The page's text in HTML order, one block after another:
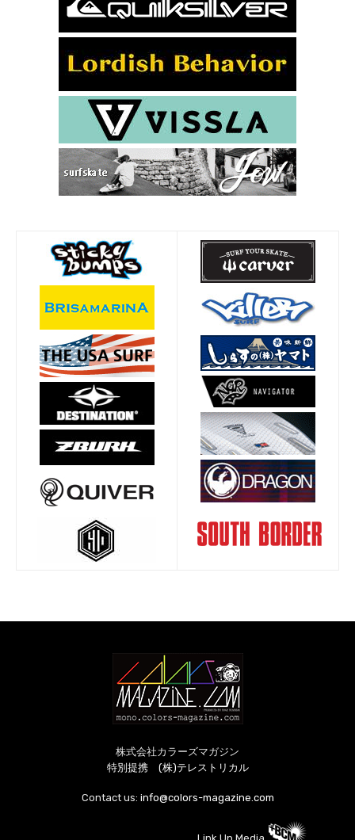
株式会社カラーズマガジン
特別提携 (株)テレストリカル
Contact us: info@colors-magazine.com